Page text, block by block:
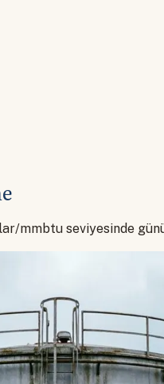
mmbtu seviyesinde